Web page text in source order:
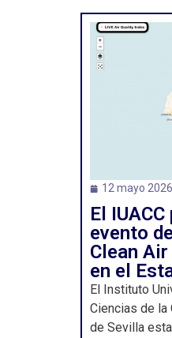
12 mayo 2026
El
evento
Clean
en el
El Instituto
Ciencias de la
de Sevilla